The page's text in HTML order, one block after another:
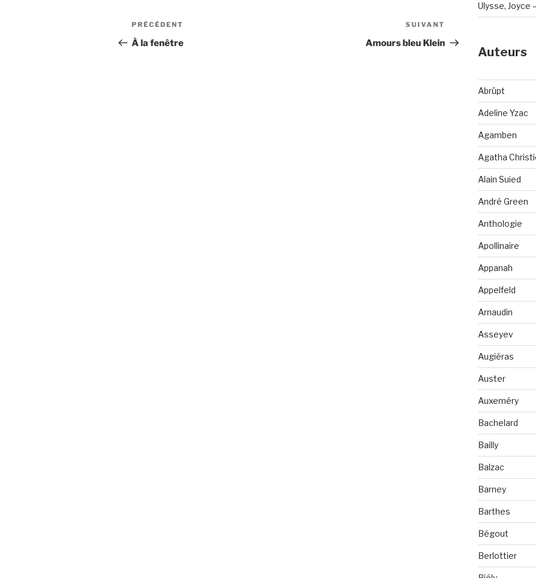
Navigation
de
Article
précédent
PRÉCÉDENT
À la fenêtre
suivant
SUIVANT
Amours bleu Klein
Ulysse, Joyce
Auteurs
Abrüpt
Adeline Yzac
Agamben
Agatha
Alain Suied
André Green
Anthologie
Apollinaire
Appanah
Appelfeld
Arnaudin
Asseyev
Augiéras
Auster
Auxeméry
Bachelard
Bailly
Balzac
Barney
Barthes
Bégout
Berlottier